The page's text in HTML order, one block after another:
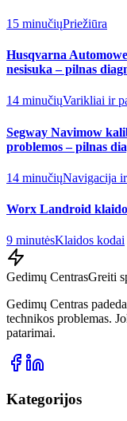
15 minučiųPriežiūra
Husqvarna
nesisuka – pilnas
14 minučiųVarikliai ir
Segway Navimow
problemos – pilnas
14 minučiųNavigacija
Worx Landroid
9 minutėsKlaidos kodai
Gedimų CentrasGreiti
Gedimų Centras
technikos problemas.
patarimai.
Kategorijos